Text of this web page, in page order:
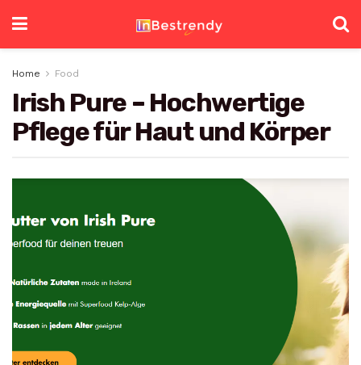
Home Food
Irish Pure – Hochwertige
Pflege für Haut und Körper